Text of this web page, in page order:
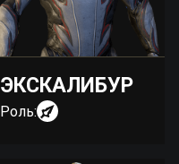
ЭКСКАЛИБУР
Роль: